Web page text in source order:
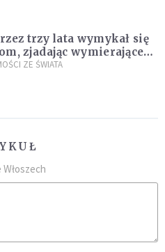
trzy lata wymykał się
zjadając wymierające
W końcu popełnił
ZE ŚWIATA